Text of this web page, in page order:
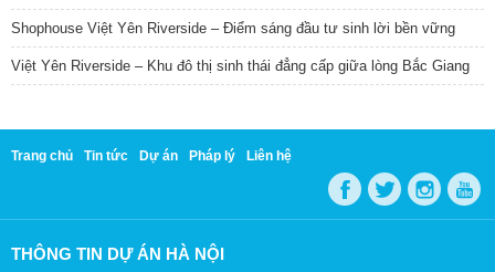
Shophouse Việt Yên Riverside – Điểm sáng đầu tư sinh lời bền vững
Việt Yên Riverside – Khu đô thị sinh thái đẳng cấp giữa lòng Bắc Giang
Trang chủ Tin tức Dự án Pháp lý Liên hệ
THÔNG TIN DỰ ÁN HÀ NỘI